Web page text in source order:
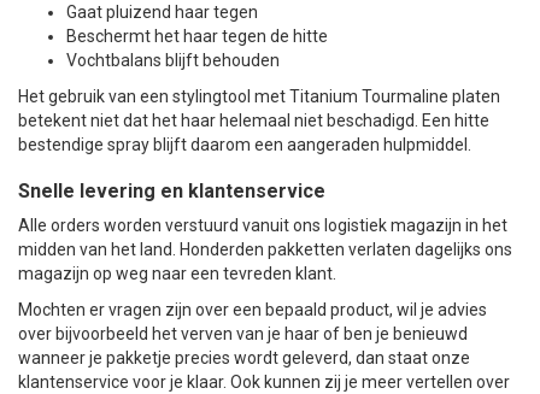
Gaat pluizend haar tegen
Beschermt het haar tegen de hitte
Vochtbalans blijft behouden
Het gebruik van een stylingtool met Titanium Tourmaline platen
betekent niet dat het haar helemaal niet beschadigd. Een hitte
bestendige spray blijft daarom een aangeraden hulpmiddel.
Snelle levering en klantenservice
Alle orders worden verstuurd vanuit ons logistiek magazijn in het
midden van het land. Honderden pakketten verlaten dagelijks ons
magazijn op weg naar een tevreden klant.
Mochten er vragen zijn over een bepaald product, wil je advies
over bijvoorbeeld het verven van je haar of ben je benieuwd
wanneer je pakketje precies wordt geleverd, dan staat onze
klantenservice voor je klaar. Ook kunnen zij je meer vertellen over